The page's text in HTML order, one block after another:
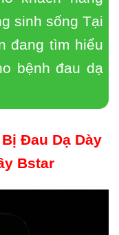
sinh sống Tại
đang tìm hiểu
bệnh đau dạ
Đau Dạ Dày
Bstar